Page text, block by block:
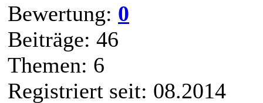
Bewertung: 0
Beiträge: 46
Themen: 6
Registriert seit: 08.2014